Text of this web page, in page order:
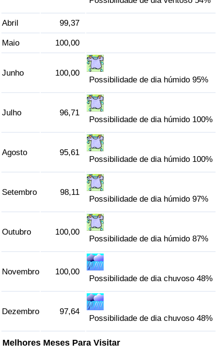
Abril 99,37
Maio 100,00
Junho 100,00
Possibilidade de dia húmido 95%
Julho 96,71
Possibilidade de dia húmido 100%
Agosto 95,61
Possibilidade de dia húmido 100%
Setembro 98,11
Possibilidade de dia húmido 97%
Outubro 100,00
Possibilidade de dia húmido 87%
Novembro 100,00
Possibilidade de dia chuvoso 48%
Dezembro 97,64
Possibilidade de dia chuvoso 48%
Melhores Meses Para Visitar
Indicador de Trânsito por País